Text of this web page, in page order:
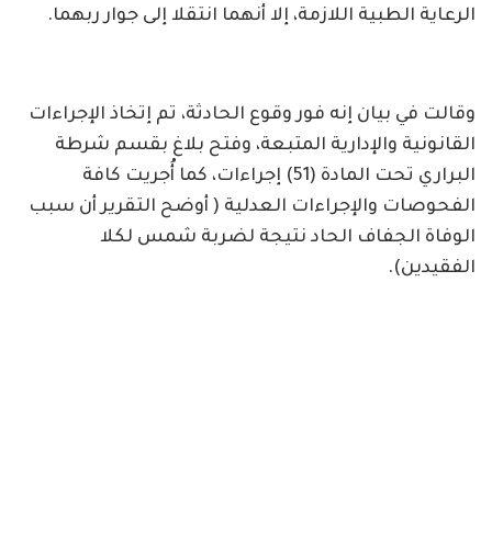
الرعاية الطبية اللازمة، إلا أنهما انتقلا إلى جوار ربهما.
وقالت في بيان إنه فور وقوع الحادثة، تم إتخاذ الإجراءات
القانونية والإدارية المتبعة، وفتح بلاغ بقسم شرطة
البراري تحت المادة (51) إجراءات، كما أُجريت كافة
الفحوصات والإجراءات العدلية ( أوضح التقرير أن سبب
الوفاة الجفاف الحاد نتيجة لضربة شمس لكلا
الفقيدين).